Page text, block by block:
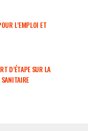
L’EMPLOI ET
D’ÉTAPE SUR LA
SANITAIRE